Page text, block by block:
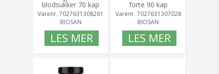
blodsukker 70 kap
Varenr. 7027631308261
BIOSAN
LES MER
forte 90 kap
Varenr. 7027631307028
BIOSAN
LES MER